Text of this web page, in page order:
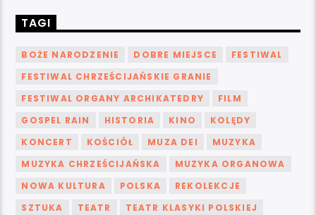
TAGI
BOŻE NARODZENIE DOBRE MIEJSCE
FESTIWAL
FESTIWAL CHRZEŚCIJAŃSKIE GRANIE
FESTIWAL ORGANY ARCHIKATEDRY
FILM
GOSPEL RAIN
HISTORIA KINO
KOLĘDY
KONCERT
KOŚCIÓŁ MUZA DEI
MUZYKA
MUZYKA CHRZEŚCIJAŃSKA
MUZYKA ORGANOWA
NOWA KULTURA
POLSKA
REKOLEKCJE
SZTUKA
TEATR
TEATR KLASYKI POLSKIEJ